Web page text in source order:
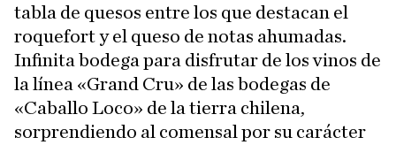
tabla de quesos entre los que destacan el
roquefort y el queso de notas ahumadas.
Infinita bodega para disfrutar de los vinos de
la línea «Grand Cru» de las bodegas de
«Caballo Loco» de la tierra chilena,
sorprendiendo al comensal por su carácter